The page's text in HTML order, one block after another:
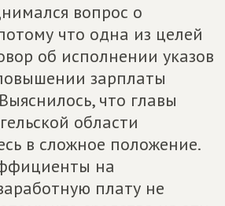
вопрос о
что одна из целей
об исполнении указов
зарплаты
что главы
области
в сложное положение.
на
плату не